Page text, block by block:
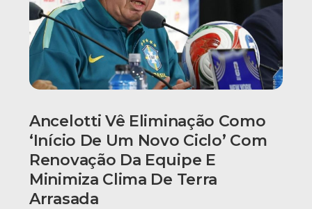
Ancelotti Vê Eliminação Como
‘início De Um Novo Ciclo’ Com
Renovação Da Equipe E
Minimiza Clima De Terra
Arrasada